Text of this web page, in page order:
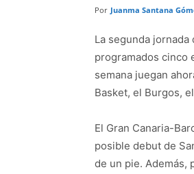
Por Juanma Santana
La segunda
programados cinco
semana juegan
Basket, el Burgos,
El Gran Canaria-
posible debut de
de un pie. Además,